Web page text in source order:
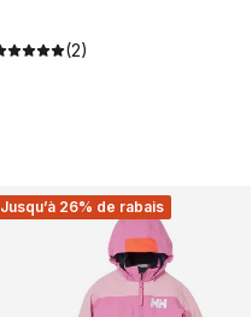
(2)
Jusqu’à 26% de rabais